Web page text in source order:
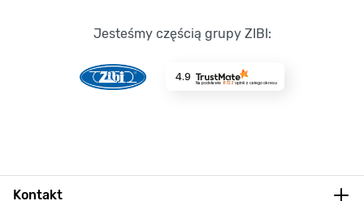
Jesteśmy częścią grupy ZIBI:
4.9
Na podstawie 8723 opinii z całego okresu
Kontakt